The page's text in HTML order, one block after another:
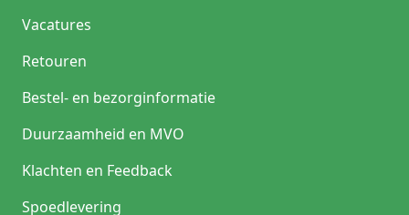
Vacatures
Retouren
Bestel- en bezorginformatie
Duurzaamheid en MVO
Klachten en Feedback
Spoedlevering